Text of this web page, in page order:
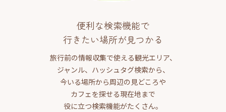
便利な検索機能で
行きたい場所が見つかる
旅行前の情報収集で使える観光エリア、
ジャンル、ハッシュタグ検索から、
今いる場所から周辺の見どころや
カフェを探せる現在地まで
役に立つ検索機能がたくさん。